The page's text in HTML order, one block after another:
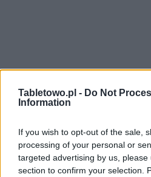
Tabletowo.pl - Do Not
Information
If you wish to opt-out of the sale,
processing of your personal or
targeted advertising by us,
section to confirm your selection.